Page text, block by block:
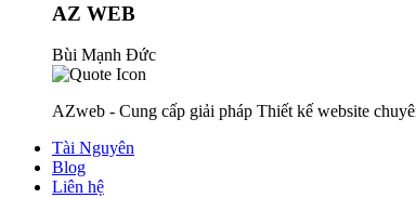
AZ WEB
Bùi Mạnh Đức
AZweb - Cung cấp giải pháp Thiết kế website
Tài Nguyên
Blog
Liên hệ